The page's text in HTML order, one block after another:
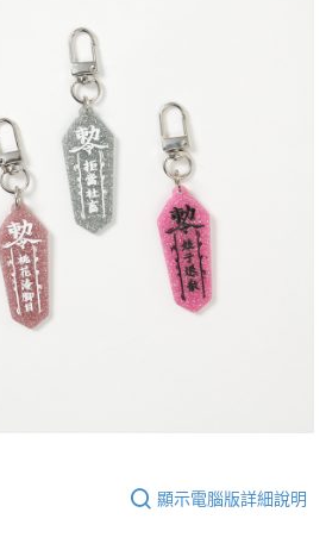
先享後付」後，將跳轉至「AFTEE先享後付」
認金額後，即可完成結帳。
到繳費通知簡訊。
內，點擊此簡訊中的連結，可透過四大超商／
進行付款，方視為交易完成。
不需立刻繳費，但若您需要取消訂單，請聯絡
意取消之訂單仍視為有效，需透過AFTEE先享
先享後付 」之結帳頁面顯示為準，若有關於
欲退款等相關疑問，請聯繫「AFTEE先享後付
support/home
公司提供之「AFTEE先享後付」服務完成之交
時，將依據個別帳號之用戶狀況，依本公司即
以上)免運費
以上)免運費
以上)免運費
以上)免運費
以上)免運費
顯示電腦版詳細說明